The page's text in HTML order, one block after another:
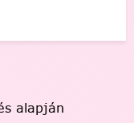
alapján